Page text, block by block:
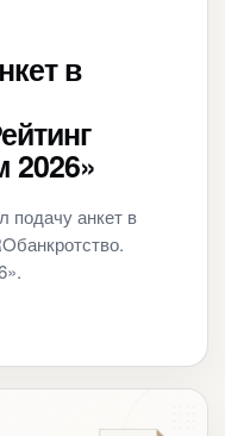
в
2026»
подачу анкет в